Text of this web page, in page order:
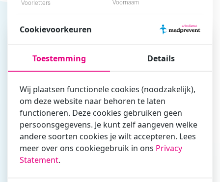
Voorletters Voornaam
Tussenvoegsel Achternaam
E-mailadres
Vul hier bij voorkeur het e-mailadres in waarmee je
zakelijk/administratief correspondeert
Is de contactpersoon ook een cursist?
Ja
Nee
Cookievoorkeuren
Toestemming Details
Wij plaatsen functionele cookies (noodzakelijk),
om deze website naar behoren te laten
functioneren. Deze cookies gebruiken geen
persoonsgegevens. Je kunt zelf aangeven welke
andere soorten cookies je wilt accepteren. Lees
meer over ons cookiegebruik in ons Privacy
Statement.